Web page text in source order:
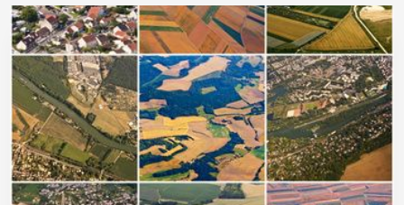
31 Juil 2020 - Réf: BW40240